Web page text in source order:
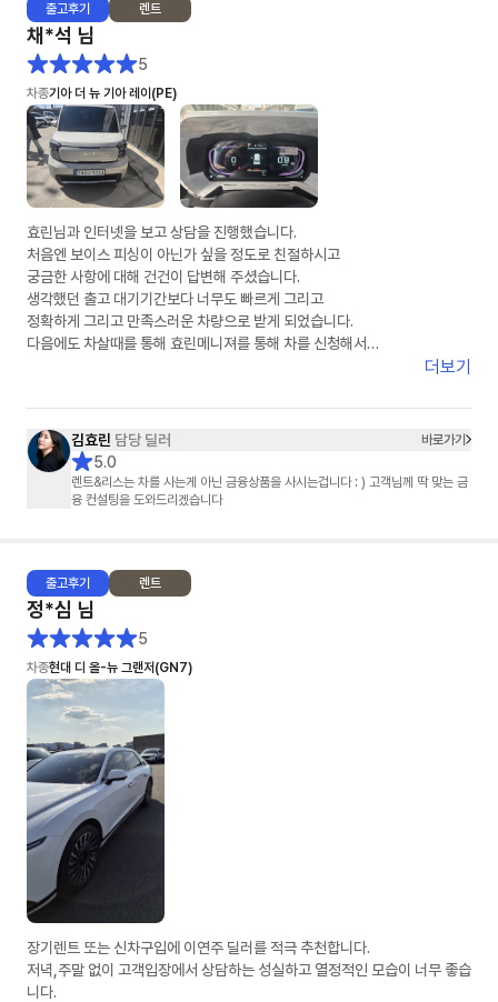
출고후기 렌트
채*석 님
5
차종기아 더 뉴 기아 레이(PE)
효린님과 인터넷을 보고 상담을 진행했습니다.
처음엔 보이스 피싱이 아닌가 싶을 정도로 친절하시고
궁금한 사항에 대해 건건이 답변해 주셨습니다.
생각했던 출고 대기기간보다 너무도 빠르게 그리고
정확하게 그리고 만족스러운 차량으로 받게 되었습니다.
다음에도 차살때를 통해 효린메니져를 통해 차를 신청해서
다시한번 감사의 말을 전합니다.
차살때 화이팅
효린님 화이팅
더보기
김효린 담당 딜러 바로가기
5.0
렌트&리스는 차를 사는게 아닌 금융상품을 사시는겁니다 : ) 고객님께 딱 맞는 금
융 컨설팅을 도와드리겠습니다
출고후기 렌트
정*심 님
5
차종현대 디 올-뉴 그랜저(GN7)
장기렌트 또는 신차구입에 이연주 딜러를 적극 추천합니다.
저녁,주말 없이 고객입장에서 상담하는 성실하고 열정적인 모습이 너무 좋습
니다.